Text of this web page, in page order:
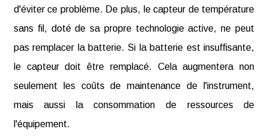
d'éviter ce problème. De plus, le capteur de température
sans fil, doté de sa propre technologie active, ne peut
pas remplacer la batterie. Si la batterie est insuffisante,
le capteur doit être remplacé. Cela augmentera non
seulement les coûts de maintenance de l'instrument,
mais aussi la consommation de ressources de
l'équipement.